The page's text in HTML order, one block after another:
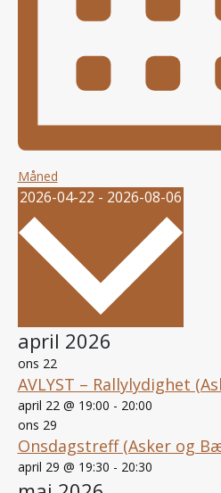
Måned
2026-04-22 - 2026-08-06
Velg
dato.
april 2026
ons 22
AVLYST – Rallylydighet
april 22 @ 19:00 - 20:00
ons 29
Onsdagstreff (Asker og
april 29 @ 19:30 - 20:30